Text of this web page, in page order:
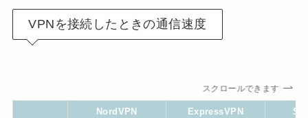
VPNを接続したときの通信速度
スクロールできます
NordVPN ExpressVPN